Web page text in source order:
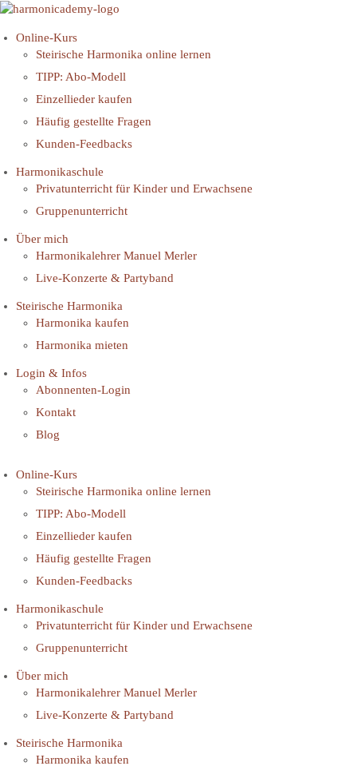
Online-Kurs
Steirische Harmonika online lernen
TIPP: Abo-Modell
Einzellieder kaufen
Häufig gestellte Fragen
Kunden-Feedbacks
Harmonikaschule
Privatunterricht für Kinder und Erwachsene
Gruppenunterricht
Über mich
Harmonikalehrer Manuel Merler
Live-Konzerte & Partyband
Steirische Harmonika
Harmonika kaufen
Harmonika mieten
Login & Infos
Abonnenten-Login
Kontakt
Blog
Online-Kurs
Steirische Harmonika online lernen
TIPP: Abo-Modell
Einzellieder kaufen
Häufig gestellte Fragen
Kunden-Feedbacks
Harmonikaschule
Privatunterricht für Kinder und Erwachsene
Gruppenunterricht
Über mich
Harmonikalehrer Manuel Merler
Live-Konzerte & Partyband
Steirische Harmonika
Harmonika kaufen